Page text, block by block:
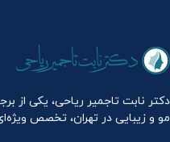
دکتر نابت تاجمیر ریاحی، یکی
مو و زیبایی در تهران، تخصص